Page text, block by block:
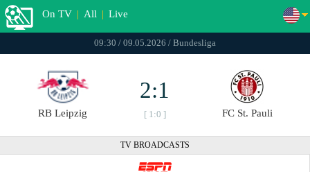
On TV | All | Live
09:30 / 09.05.2026 / Bundesliga
RB Leipzig
2:1
[ 1:0 ] FC St. Pauli
TV BROADCASTS